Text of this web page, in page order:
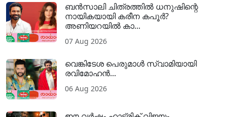
ബൻസാലി ചിത്രത്തിൽ ധനുഷിന്റെ
നായികയായി കരീന കപൂർ?
അണിയറയിൽ കാ...
07 Aug 2026
വെങ്കിടേശ പെരുമാൾ സ്വാമിയായി
രവിമോഹൻ...
06 Aug 2026